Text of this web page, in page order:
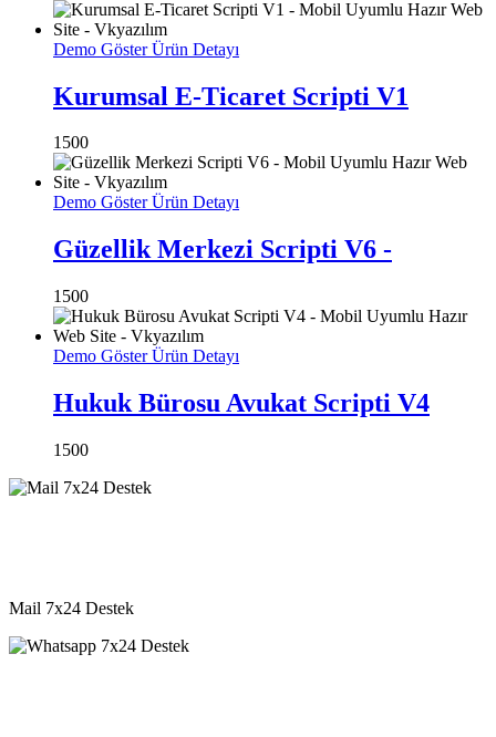
Demo GösterÜrün Detayı
Kurumsal E-Ticaret Scripti V1
1500
Demo GösterÜrün Detayı
Güzellik Merkezi Scripti V6 -
1500
Demo GösterÜrün Detayı
Hukuk Bürosu Avukat Scripti V4
1500
Mail 7x24 Destek